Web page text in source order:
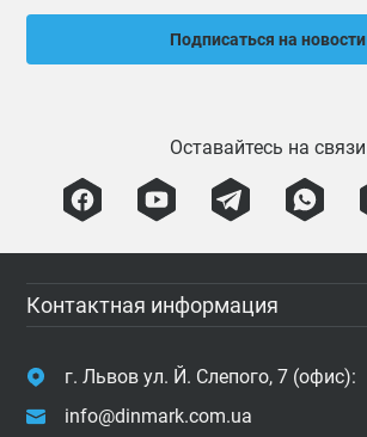
Подписаться на новости
Оставайтесь на связи
Контактная информация
г. Львов ул. Й. Слепого, 7 (офис):
info@dinmark.com.ua